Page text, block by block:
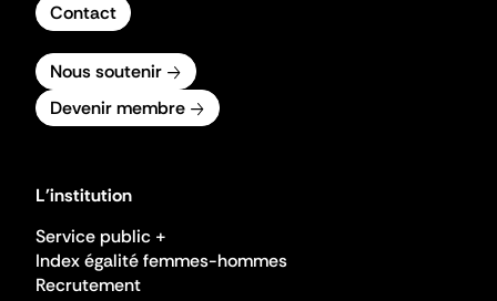
Contact
Nous soutenir
Devenir membre
L'institution
Service public +
Index égalité femmes-hommes
Recrutement